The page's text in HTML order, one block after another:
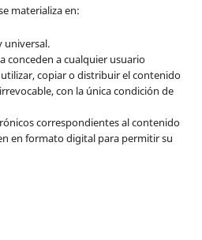
materializa en:
universal.
conceden a cualquier usuario
copiar o distribuir el contenido
con la única condición de
correspondientes al contenido
en formato digital para permitir su